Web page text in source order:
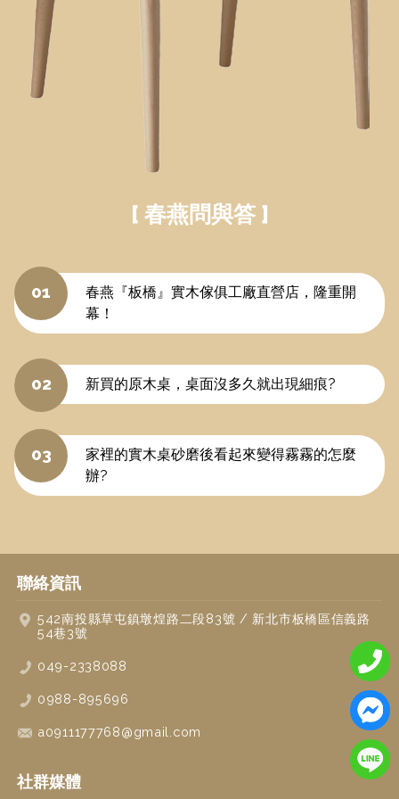
[ 春燕問與答 ]
01
春燕『板橋』實木傢俱工廠直營店，隆重開
幕！
02 新買的原木桌，桌面沒多久就出現細痕?
03
家裡的實木桌砂磨後看起來變得霧霧的怎麼
辦?
聯絡資訊
542南投縣草屯鎮墩煌路二段83號 / 新北市板橋區信義路
54巷3號
049-2338088
0988-895696
a0911177768@gmail.com
社群媒體